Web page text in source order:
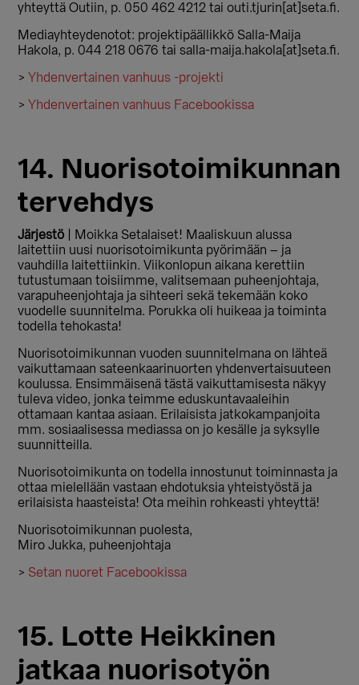
yhteyttä Outiin, p. 050 462 4212 tai outi.tjurin[at]seta.fi.
Mediayhteydenotot: projektipäällikkö Salla-Maija
Hakola, p. 044 218 0676 tai salla-maija.hakola[at]seta.fi.
> Yhdenvertainen vanhuus -projekti
> Yhdenvertainen vanhuus Facebookissa
14. Nuorisotoimikunnan
tervehdys
Järjestö | Moikka Setalaiset! Maaliskuun alussa
laitettiin uusi nuorisotoimikunta pyörimään – ja
vauhdilla laitettiinkin. Viikonlopun aikana kerettiin
tutustumaan toisiimme, valitsemaan puheenjohtaja,
varapuheenjohtaja ja sihteeri sekä tekemään koko
vuodelle suunnitelma. Porukka oli huikeaa ja toiminta
todella tehokasta!
Nuorisotoimikunnan vuoden suunnitelmana on lähteä
vaikuttamaan sateenkaarinuorten yhdenvertaisuuteen
koulussa. Ensimmäisenä tästä vaikuttamisesta näkyy
tuleva video, jonka teimme eduskuntavaaleihin
ottamaan kantaa asiaan. Erilaisista jatkokampanjoita
mm. sosiaalisessa mediassa on jo kesälle ja syksylle
suunnitteilla.
Nuorisotoimikunta on todella innostunut toiminnasta ja
ottaa mielellään vastaan ehdotuksia yhteistyöstä ja
erilaisista haasteista! Ota meihin rohkeasti yhteyttä!
Nuorisotoimikunnan puolesta,
Miro Jukka, puheenjohtaja
> Setan nuoret Facebookissa
15. Lotte Heikkinen
jatkaa nuorisotyön